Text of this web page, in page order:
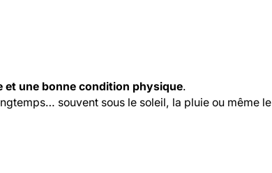
et une bonne condition physique.
souvent sous le soleil, la pluie ou même le